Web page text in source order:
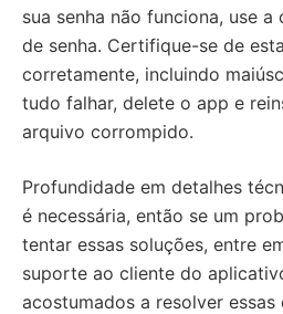
sua senha não funciona, use
de senha. Certifique-se de
corretamente, incluindo
tudo falhar, delete o app e
arquivo corrompido.
Profundidade em detalhes
é necessária, então se um
tentar essas soluções, entre
suporte ao cliente do
acostumados a resolver